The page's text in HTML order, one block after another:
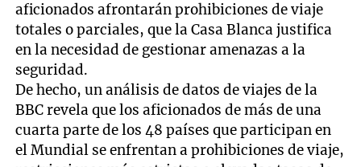
aficionados afrontarán prohibiciones de viaje
totales o parciales, que la Casa Blanca justifica
en la necesidad de gestionar amenazas a la
seguridad.
De hecho, un análisis de datos de viajes de la
BBC revela que los aficionados de más de una
cuarta parte de los 48 países que participan en
el Mundial se enfrentan a prohibiciones de viaje,